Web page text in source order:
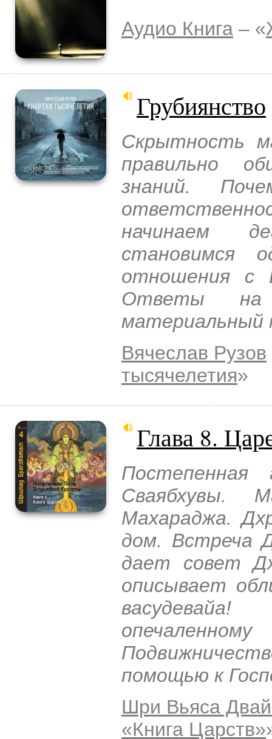
Аудио Книга – «
Грубиянство
Скрытность
правильно
знаний.
начинаем
становимся
отношения с
Ответы на
материальный
Вячеслав Рузов
тысячелетия»
Глава 8.
Сваябхувы.
Махараджа.
дом. Встреча
дает совет
описывает
помощью к
Шри Вьяса
«Книга Царств»